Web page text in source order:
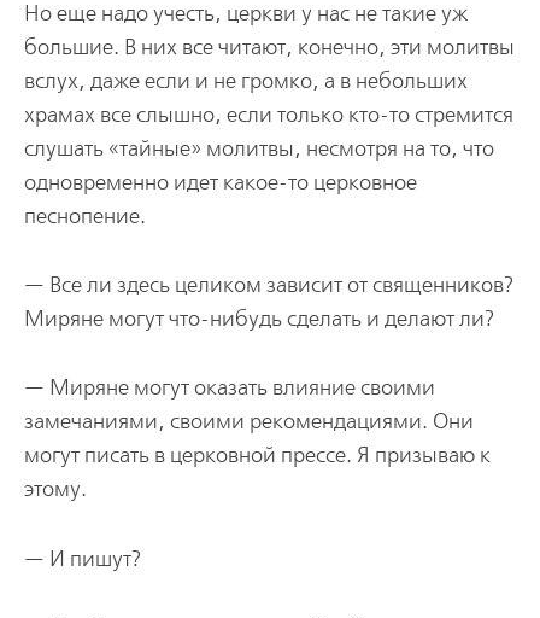
Но еще надо учесть, церкви у нас не такие уж
большие. В них все читают, конечно, эти молитвы
вслух, даже если и не громко, а в небольших
храмах все слышно, если только кто-то стремится
слушать «тайные» молитвы, несмотря на то, что
одновременно идет какое-то церковное
песнопение.
— Все ли здесь целиком зависит от священников?
Миряне могут что-нибудь сделать и делают ли?
— Миряне могут оказать влияние своими
замечаниями, своими рекомендациями. Они
могут писать в церковной прессе. Я призываю к
этому.
— И пишут?